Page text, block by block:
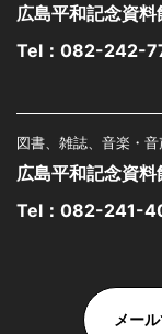
広島平和記念資
Tel： 082-242-
図書、雑誌、音楽・
広島平和記念資
Tel： 082-241-
メー